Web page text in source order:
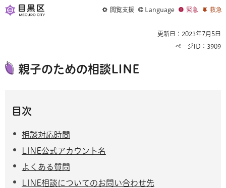
閲覧支援 Language 緊急 救急
更新日：2023年7月5日
ページID：3909
親子のための相談LINE
目次
相談対応時間
LINE公式アカウント名
よくある質問
LINE相談についてのお問い合わせ先